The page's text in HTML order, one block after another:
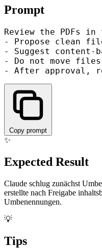
Prompt
Review the PDFs
- Propose clean
- Suggest content-
- Do not move
Copy prompt
✨
Expected Result
Claude schlug zunächst
erstellte nach Freigabe
Umbenennungen.
💡
Tips